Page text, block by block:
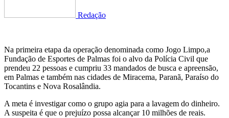
Redação
Na primeira etapa da operação denominada como Jogo Limpo,a
Fundação de Esportes de Palmas foi o alvo da Polícia Civil que
prendeu 22 pessoas e cumpriu 33 mandados de busca e apreensão,
em Palmas e também nas cidades de Miracema, Paranã, Paraíso do
Tocantins e Nova Rosalândia.
A meta é investigar como o grupo agia para a lavagem do dinheiro.
A suspeita é que o prejuízo possa alcançar 10 milhões de reais.